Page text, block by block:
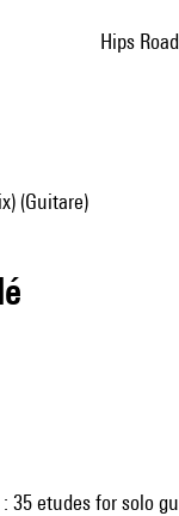
Hips
(Guitare)
35 etudes for solo